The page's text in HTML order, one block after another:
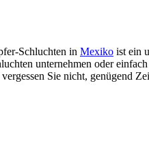
Schluchten in Mexiko ist ein
unternehmen oder
Sie nicht, genügend